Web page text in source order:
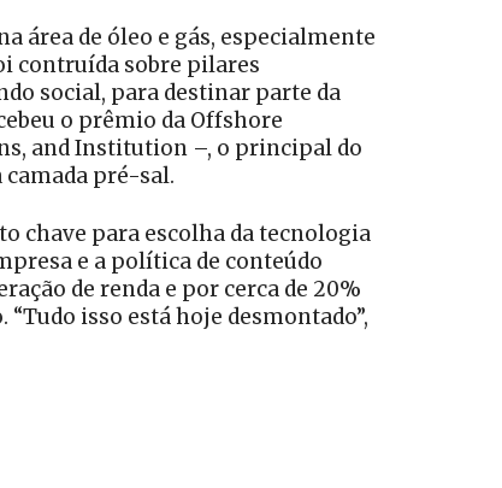
área de óleo e gás, especialmente
contruída sobre pilares
social, para destinar parte da
o prêmio da Offshore
and Institution –, o principal do
pré-sal.
chave para escolha da tecnologia
e a política de conteúdo
de renda e por cerca de 20%
isso está hoje desmontado”,